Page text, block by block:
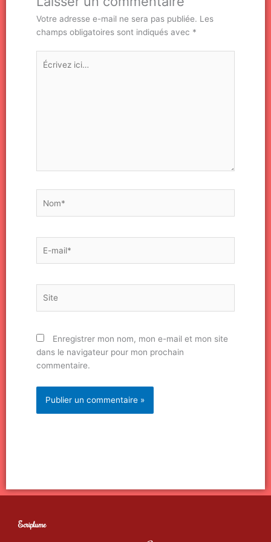
Votre adresse e-mail ne sera pas publiée. Les
champs obligatoires sont indiqués avec *
Écrivez
ici…
mail*
Enregistrer mon nom, mon e-mail et mon site
dans le navigateur pour mon prochain
commentaire.
Ecriplume